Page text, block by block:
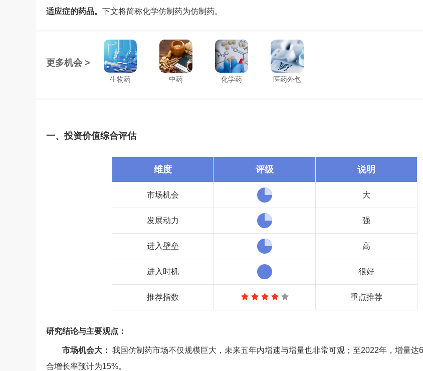
适应症的药品。 下文将简称化学仿制药为仿制药。
更多机会 >
生物药 中药 化学药 医药外包
一、投资价值综合评估
维度 评级 说明
市场机会 大
发展动力 强
进入壁垒 高
进入时机 很好
推荐指数 重点推荐
研究结论与主要观点：
市场机会大： 我国仿制药市场不仅规模巨大，未来五年内增速与增量也非常可观；至2022年，增量达
合增长率预计为15%。